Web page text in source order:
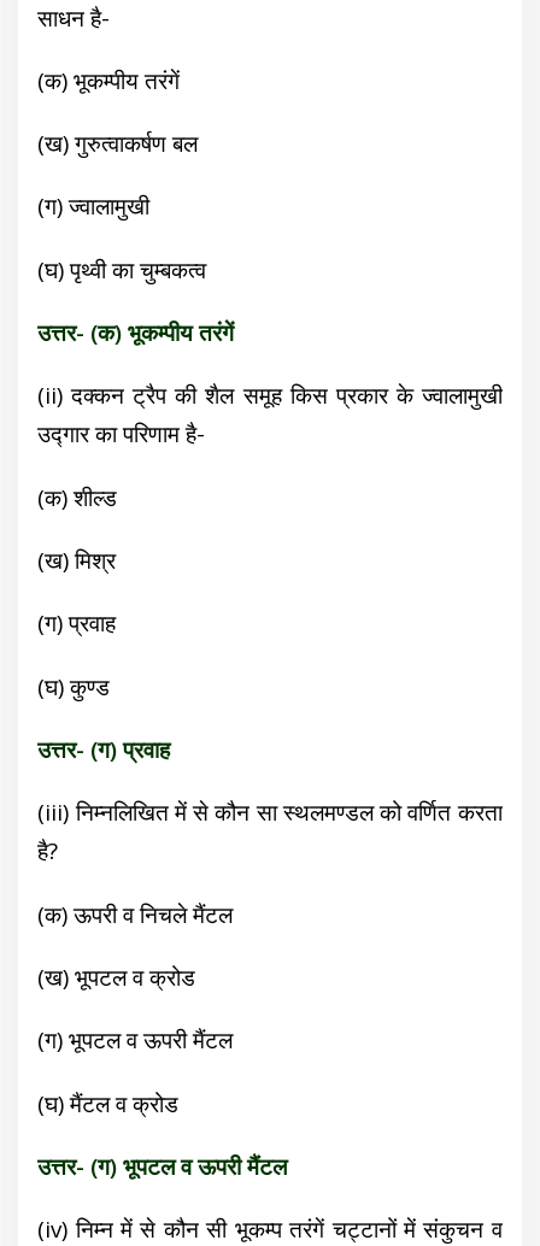
साधन है-
(क) भूकम्पीय तरंगें
(ख) गुरुत्वाकर्षण बल
(ग) ज्वालामुखी
(घ) पृथ्वी का चुम्बकत्व
उत्तर- (क) भूकम्पीय तरंगें
(ii)दक्कन ट्रैप की शैल समूह किस प्रकार के ज्वालामुखी
उद्गार का परिणाम है-
(क) शील्ड
(ख) मिश्र
(ग) प्रवाह
(घ) कुण्ड
उत्तर- (ग) प्रवाह
(iii)निम्नलिखित में से कौन सा स्थलमण्डल को वर्णित करता
है?
(क) ऊपरी व निचले मैंटल
(ख) भूपटल व क्रोड
(ग) भूपटल व ऊपरी मैंटल
(घ) मैंटल व क्रोड
उत्तर- (ग) भूपटल व ऊपरी मैंटल
(iv)निम्न में से कौन सी भूकम्प तरंगें चट्टानों में संकुचन व